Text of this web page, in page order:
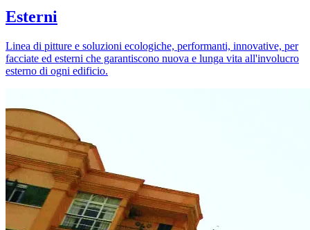
Esterni
Linea di pitture e soluzioni ecologiche, performanti, innovative, per
facciate ed esterni che garantiscono nuova e lunga vita all'involucro
esterno di ogni edificio.